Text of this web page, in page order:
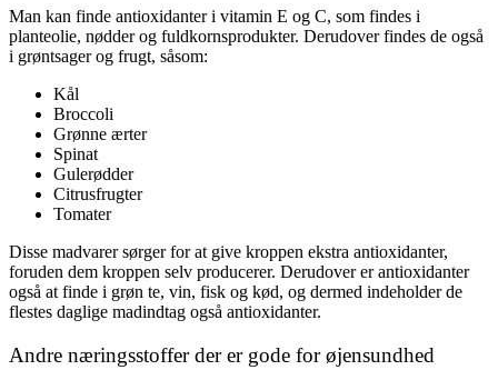
Man kan finde antioxidanter i vitamin E og C, som findes i
planteolie, nødder og fuldkornsprodukter. Derudover findes de også
i grøntsager og frugt, såsom:
Kål
Broccoli
Grønne ærter
Spinat
Gulerødder
Citrusfrugter
Tomater
Disse madvarer sørger for at give kroppen ekstra antioxidanter,
foruden dem kroppen selv producerer. Derudover er antioxidanter
også at finde i grøn te, vin, fisk og kød, og dermed indeholder de
flestes daglige madindtag også antioxidanter.
Andre næringsstoffer der er gode for øjensundhed